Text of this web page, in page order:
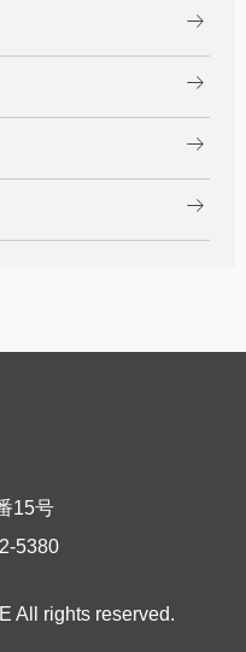
arrow_right_alt
arrow_right_alt
arrow_right_alt
arrow_right_alt
15号
5380
All rights reserved.